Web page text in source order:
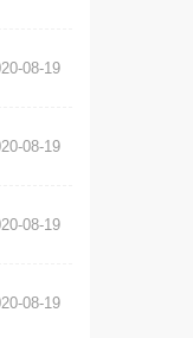
08-19
08-19
08-19
08-19